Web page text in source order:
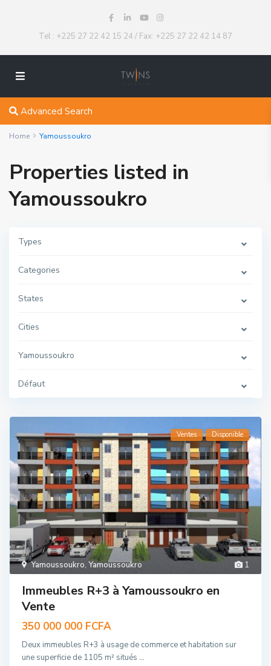
Tel : +225 27 22 42 15 24 / Fax: +225 27 22 42 14 87
Advanced Search
Home Yamoussoukro
Properties listed in
Yamoussoukro
Types
Categories
States
Cities
Yamoussoukro
Défaut
1
Yamoussoukro, Yamoussoukro
Ventes Disponible
Immeubles R+3 à Yamoussoukro en
Vente
350 000 000 FCFA
Deux immeubles R+3 à usage de commerce et habitation sur
une superficie de 1105 m² situés ...